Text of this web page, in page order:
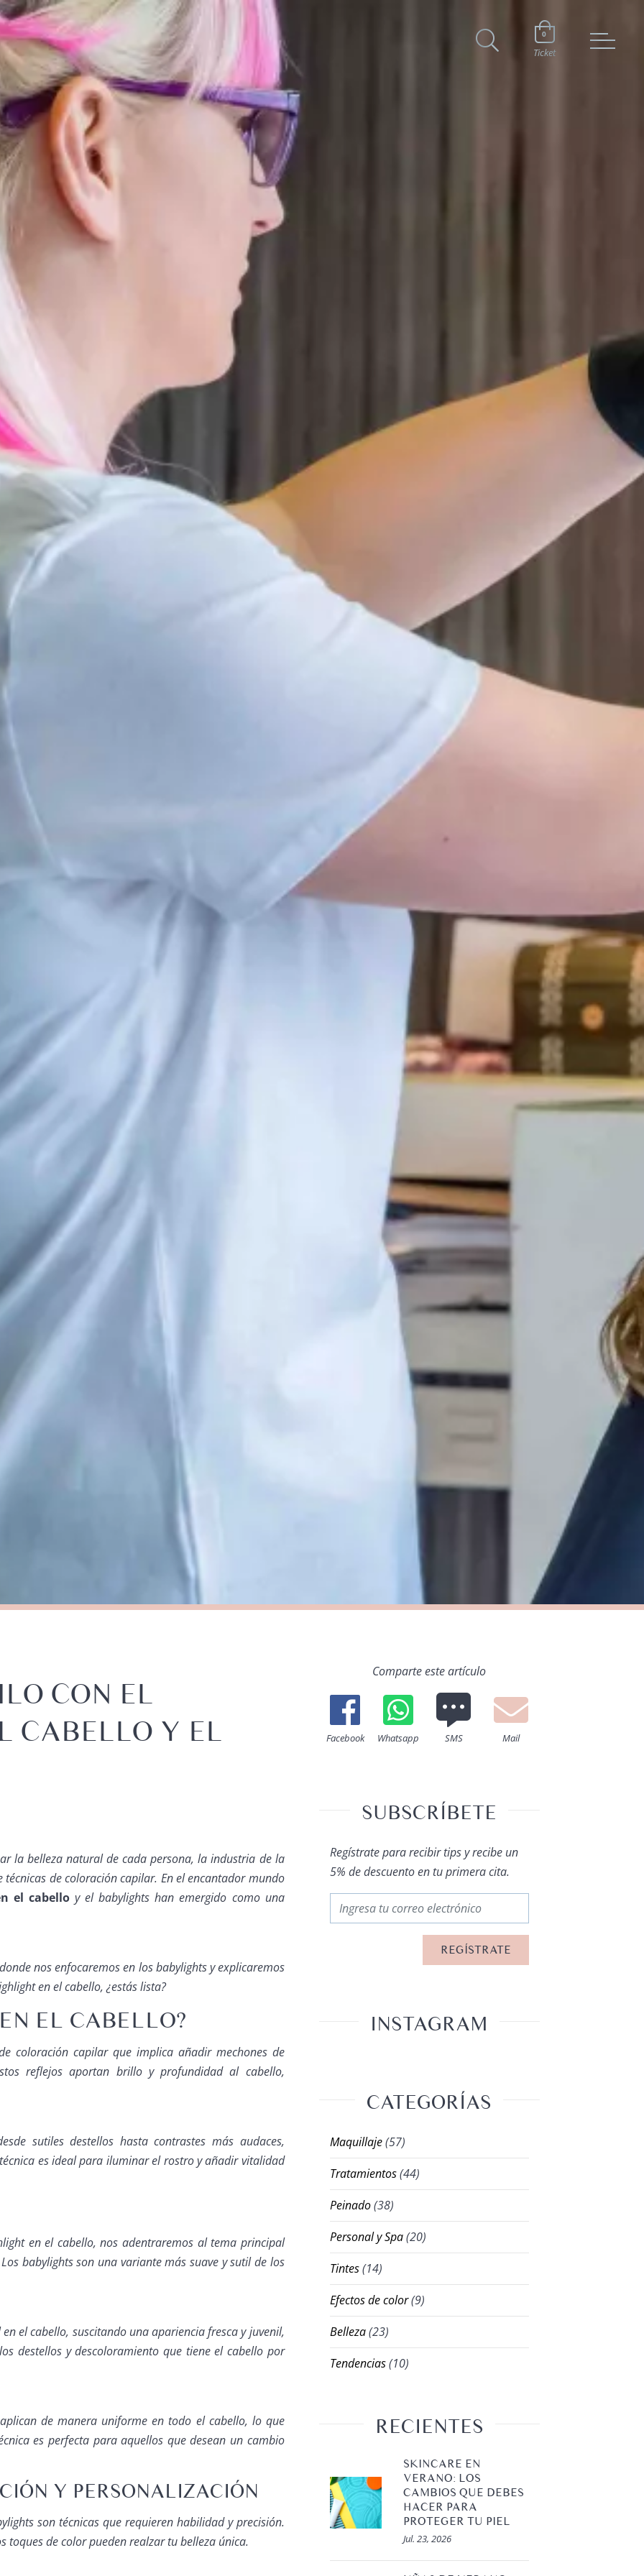
0
Ticket
CON EL
CABELLO Y EL
la belleza natural de cada persona, la industria de la
de coloración capilar. En el encantador mundo
el cabelloy el babylights han emergido como una
nos enfocaremos en los babylights y explicaremos
en el cabello, ¿estás lista?
EL CABELLO?
coloración capilar que implica añadir mechones de
reflejos aportan brillo y profundidad al cabello,
sutiles destellos hasta contrastes más audaces,
es ideal para iluminar el rostro y añadir vitalidad
en el cabello, nos adentraremos al tema principal
babylights son una variante más suave y sutil de los
el cabello, suscitando una apariencia fresca y juvenil,
destellos y descoloramiento que tiene el cabello por
de manera uniforme en todo el cabello, lo que
es perfecta para aquellos que desean un cambio
Y PERSONALIZACIÓN
son técnicas que requieren habilidad y precisión.
toques de color pueden realzar tu belleza única.
Comparte este artículo
Facebook Whatsapp SMS Mail
SUBSCRÍBETE
Regístrate para recibir tips y recibe un
5% de descuento en tu primera cita.
INSTAGRAM
CATEGORÍAS
Maquillaje(57)
Tratamientos(44)
Peinado(38)
Personal y Spa(20)
Tintes(14)
Efectos de color(9)
Belleza(23)
Tendencias(10)
RECIENTES
SKINCARE EN
VERANO: LOS
CAMBIOS QUE DEBES
HACER PARA
PROTEGER TU PIEL
Jul. 23, 2026